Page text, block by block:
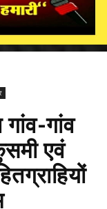
गांव
एवं